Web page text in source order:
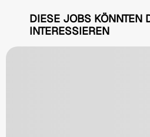
DIESE JOBS KÖNNTEN
INTERESSIEREN